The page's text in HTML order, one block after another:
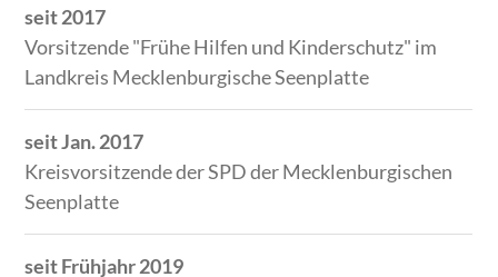
seit 2017
Vorsitzende "Frühe Hilfen und Kinderschutz" im
Landkreis Mecklenburgische Seenplatte
seit Jan. 2017
Kreisvorsitzende der SPD der Mecklenburgischen
Seenplatte
seit Frühjahr 2019